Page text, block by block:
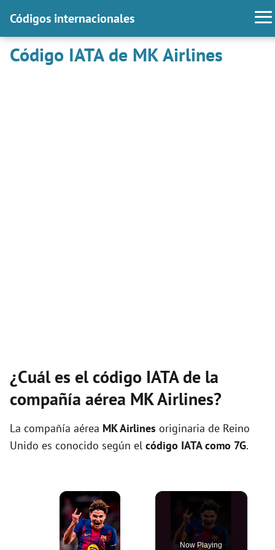
Códigos internacionales
Código IATA de MK Airlines
¿Cuál es el código IATA de la
compañía aérea MK Airlines?
La compañía aérea MK Airlines originaria de Reino
Unido es conocido según el código IATA como 7G.
×
Now Playing